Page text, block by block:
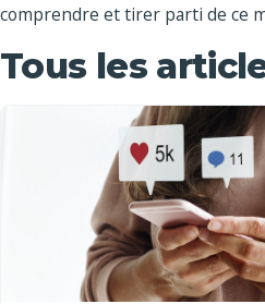
comprendre et tirer parti de ce
Tous les